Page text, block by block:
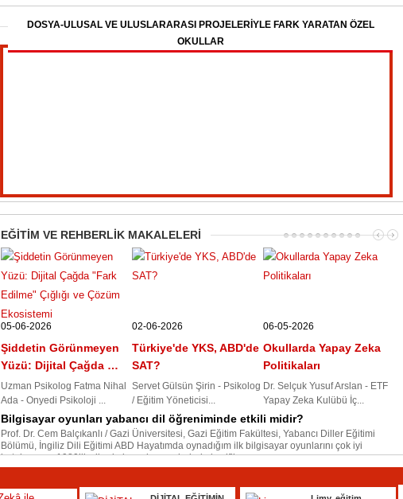
“Düny…
DOSYA-ULUSAL VE ULUSLARARASI PROJELERIYLE FARK YARATAN ÖZEL
OKULLAR
EĞİTİM VE REHBERLİK MAKALELERİ
05-06-2026
Şiddetin Görünmeyen
Yüzü: Dijital Çağda …
Uzman Psikolog Fatma Nihal
Ada - Onyedi Psikoloji ...
02-06-2026
Türkiye'de YKS, ABD'de
SAT?
Servet Gülsün Şirin - Psikolog
/ Eğitim Yöneticisi...
06-05-2026
Okullarda Yapay Zeka
Politikaları
Dr. Selçuk Yusuf Arslan - ETF
Yapay Zeka Kulübü İç...
Bilgisayar oyunları yabancı dil öğreniminde etkili midir?
Prof. Dr. Cem Balçıkanlı / Gazi Üniversitesi, Gazi Eğitim Fakültesi, Yabancı Diller Eğitimi
Bölümü, İngiliz Dili Eğitimi ABD Hayatımda oynadığım ilk bilgisayar oyunlarını çok iyi
hatırlıyorum. 1980’li yıllarda insanların evlerinde keyifli…
PISA İyi Oluş (Well-Being) Sonuçlarının Değerlendirilmesi ve Okullar